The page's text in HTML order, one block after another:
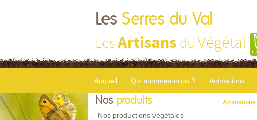
Les Serres du Val
LesArtisans du Végétal
Accueil Qui sommes-nous ? Animations
Nos produits
Nos productions végétales
Animations